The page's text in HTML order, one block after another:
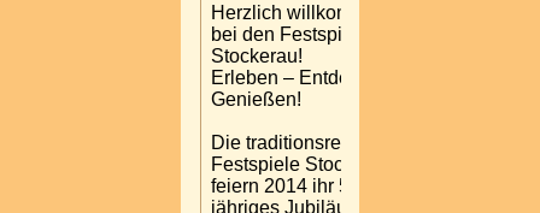
Herzlich willkommen
bei den Festspielen
Stockerau!
Erleben – Entdecken –
Genießen!
Die traditionsreichen
Festspiele Stockerau
feiern 2014 ihr 50-
jähriges Jubiläum. Mit